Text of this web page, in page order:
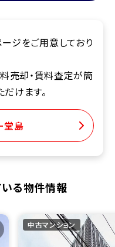
ジをご用意しており
売却・賃料査定が簡
けます。
堂島
る物件情報
中古マンション